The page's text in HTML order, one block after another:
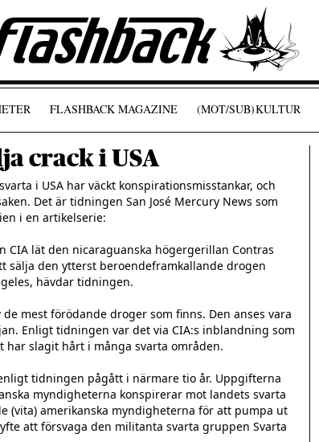
FLASHBACK MAGAZINE (MOT/SUB)KULTUR
crack i USA
i USA har väckt konspirationsmisstankar, och
Det är tidningen San José Mercury News som
i en artikelserie:
CIA lät den nicaraguanska högergerillan Contras
sälja den ytterst beroendeframkallande drogen
hävdar tidningen.
mest förödande droger som finns. Den anses vara
Enligt tidningen var det via CIA:s inblandning som
har slagit hårt i många svarta områden.
tidningen pågått i närmare tio år. Uppgifterna
myndigheterna konspirerar mot landets svarta
(vita) amerikanska myndigheterna för att pumpa ut
att försvaga den militanta svarta gruppen Svarta